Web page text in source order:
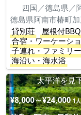
四国／徳島県／
徳島県阿南市椿町
貸別荘
屋根付BBQ
合宿・ワーケーシ
子連れ・ファミリー
海沿い・海水浴
太平洋を見
¥8,000～¥24,000 1